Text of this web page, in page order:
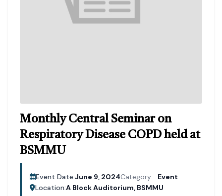
Monthly Central Seminar on
Respiratory Disease COPD held at
BSMMU
Event Date:June 9, 2024Category:
Event
Location:A Block Auditorium, BSMMU